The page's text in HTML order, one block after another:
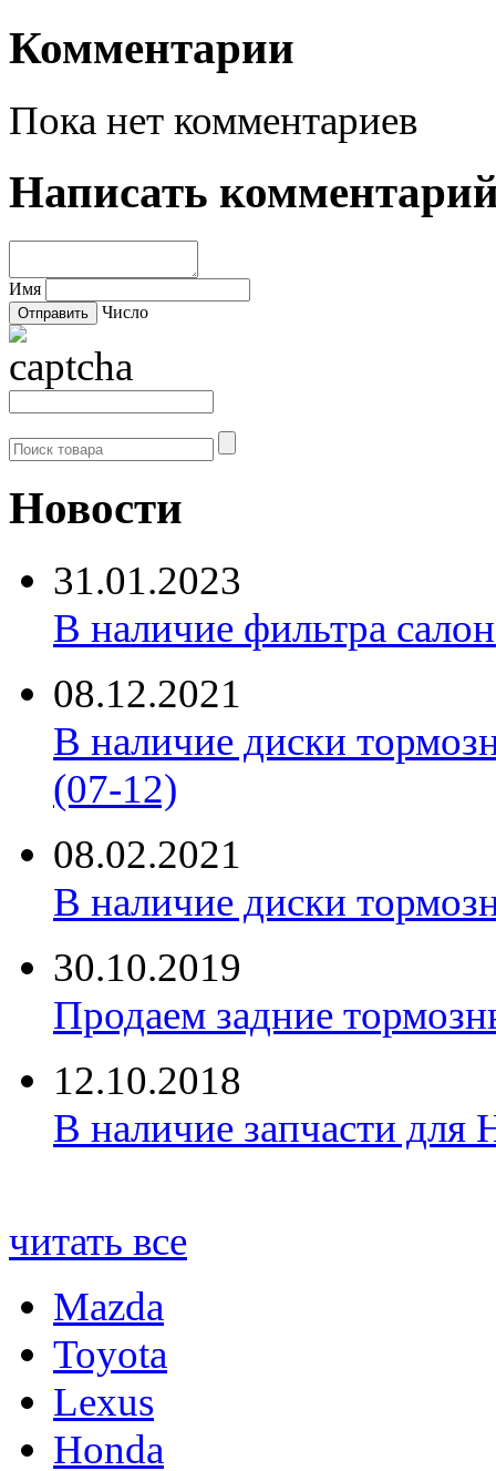
Комментарии
Пока нет комментариев
Написать
Имя
Число
Новости
31.01.2023
В наличие фильтра
08.12.2021
В наличие диски
(07-12)
08.02.2021
В наличие диски
30.10.2019
Продаем задние
12.10.2018
В наличие запчасти для
читать все
Mazda
Toyota
Lexus
Honda